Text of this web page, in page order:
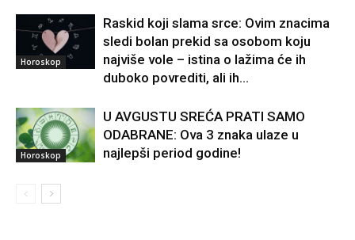
Horoskop
Raskid koji slama srce: Ovim znacima
sledi bolan prekid sa osobom koju
najviše vole – istina o lažima će ih
duboko povrediti, ali ih...
Horoskop
U AVGUSTU SREĆA PRATI SAMO
ODABRANE: Ova 3 znaka ulaze u
najlepši period godine!